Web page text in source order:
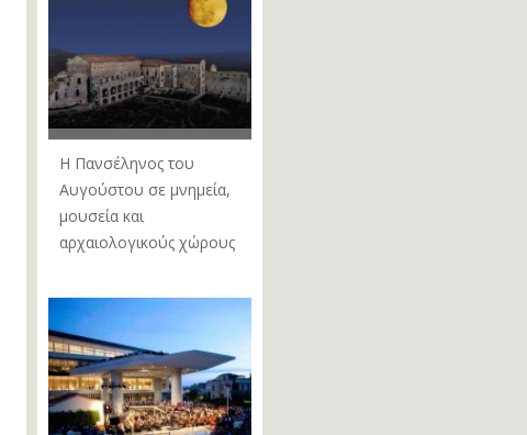
Η Πανσέληνος του
Αυγούστου σε μνημεία,
μουσεία και
αρχαιολογικούς χώρους